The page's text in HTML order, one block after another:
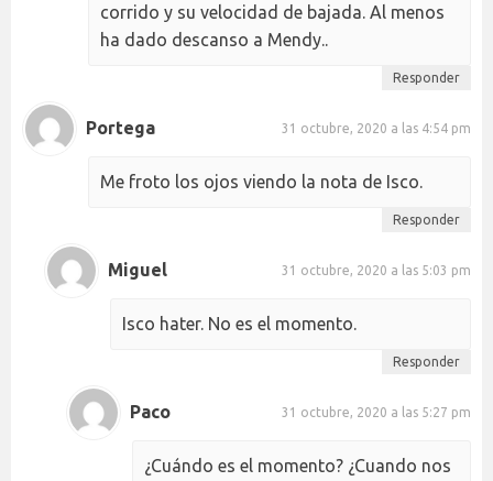
corrido y su velocidad de bajada. Al menos
ha dado descanso a Mendy..
Responder
Portega 31 octubre, 2020 a las 4:54 pm
Me froto los ojos viendo la nota de Isco.
Responder
Miguel 31 octubre, 2020 a las 5:03 pm
Isco hater. No es el momento.
Responder
Paco 31 octubre, 2020 a las 5:27 pm
¿Cuándo es el momento? ¿Cuando nos